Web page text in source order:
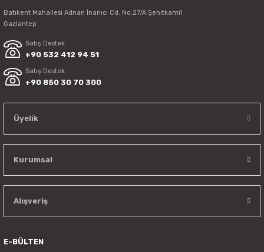
Batıkent Mahallesi Adnan İnanıcı Cd. No:27/A Şehitkamil
Gaziantep
Satış Destek
+90 532 412 94 51
Satış Destek
+90 850 30 70 300
Üyelik
Kurumsal
Alışveriş
E-BÜLTEN